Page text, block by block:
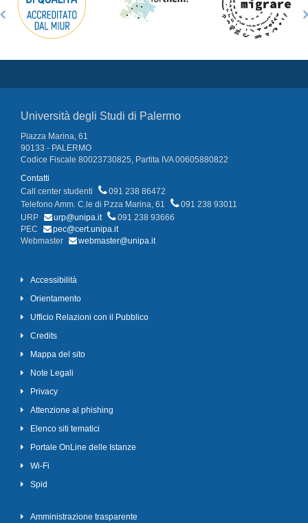
Università degli Studi di Palermo
Piazza Marina, 61
90133 - PALERMO
Codice Fiscale 80023730825, Partita IVA 00605880822
Contatti
Call center studenti
091 238 86472
Telefono Amm. C.le di P.zza Marina, 61
091 238 93011
URP
urp@unipa.it
091 238 93666
PEC
pec@cert.unipa.it
Webmaster
webmaster@unipa.it
Accessibilità
Orientamento
Ufficio Relazioni con il Pubblico
Credits
Mappa del sito
Note Legali
Privacy
Attenzione al phishing
Elenco siti tematici
Portale OnLine delle Istanze
Wi-Fi
Spid
Amministrazione trasparente